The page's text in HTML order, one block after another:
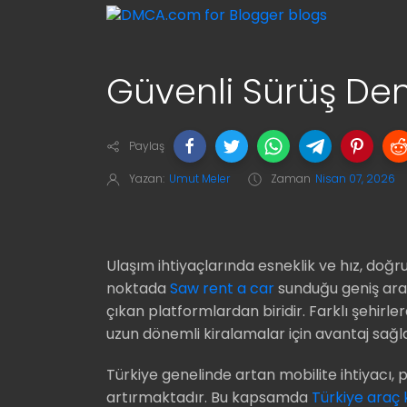
Güvenli Sürüş
Paylaş
Yazan: Umut Meler Zaman Nisan 07, 2026
Ulaşım ihtiyaçlarında esneklik ve hız,
noktada Saw rent a carsunduğu geniş
çıkan platformlardan biridir. Farklı
uzun dönemli kiralamalar için avantaj
Türkiye genelinde artan mobilite
artırmaktadır. Bu kapsamda Türkiye araç